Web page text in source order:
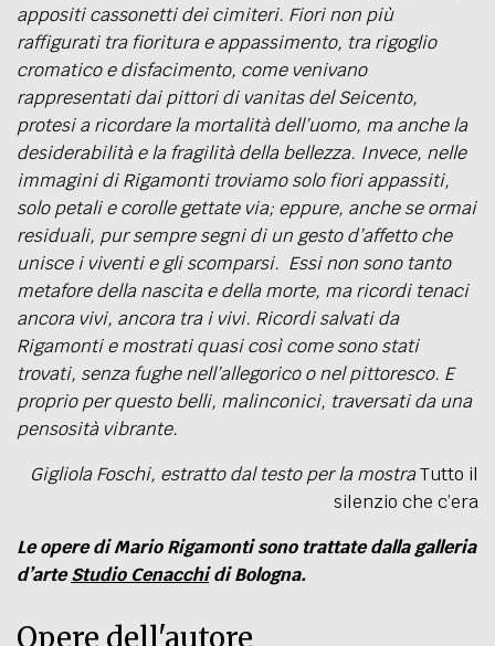
appositi cassonetti dei cimiteri. Fiori non più
raffigurati tra fioritura e appassimento, tra rigoglio
cromatico e disfacimento, come venivano
rappresentati dai pittori di vanitas del Seicento,
protesi a ricordare la mortalità dell’uomo, ma anche la
desiderabilità e la fragilità della bellezza. Invece, nelle
immagini di Rigamonti troviamo solo fiori appassiti,
solo petali e corolle gettate via; eppure, anche se ormai
residuali, pur sempre segni di un gesto d’affetto che
unisce i viventi e gli scomparsi. Essi non sono tanto
metafore della nascita e della morte, ma ricordi tenaci
ancora vivi, ancora tra i vivi. Ricordi salvati da
Rigamonti e mostrati quasi così come sono stati
trovati, senza fughe nell’allegorico o nel pittoresco. E
proprio per questo belli, malinconici, traversati da una
pensosità vibrante.
Gigliola Foschi, estratto dal testo per la mostraTutto il
silenzio che c’era
Le opere di Mario Rigamonti sono trattate dalla galleria
d’arteStudio Cenacchidi Bologna.
Opere dell'autore